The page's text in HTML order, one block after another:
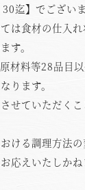
迄】でございま
は食材の仕入
す。
材料等28品目
ります。
せていただく
ける調理方法
応えいたしか